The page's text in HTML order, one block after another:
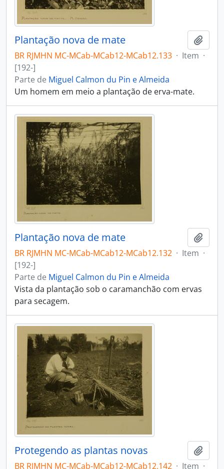
Plantação nova de mate
BR RJMHN MC-MCab-MCab12-MCab12.133 · Item ·
[192-]
Parte de Miguel Calmon du Pin e Almeida
Um homem em meio a plantação de erva-mate.
Plantação nova de mate
BR RJMHN MC-MCab-MCab12-MCab12.132 · Item ·
[192-]
Parte de Miguel Calmon du Pin e Almeida
Vista da plantação sob o caramanchão com ervas
para secagem.
Protegendo as plantas novas
BR RJMHN MC-MCab-MCab12-MCab12.142 · Item ·